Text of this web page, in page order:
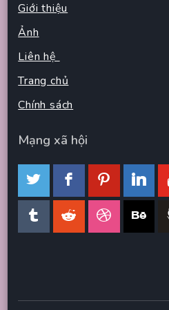
Giới thiệu
Ảnh
Liên hệ
Trang chủ
Chính sách
Mạng xã hội